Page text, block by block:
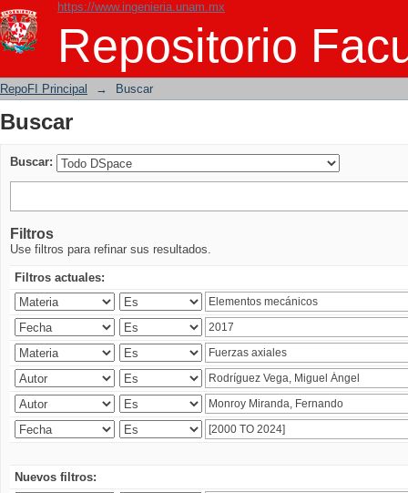
https://www.ingenieria.unam.mx
Repositorio
Buscar
RepoFI Principal → Buscar
Buscar
Buscar:
Filtros
Use filtros para refinar sus resultados.
Filtros actuales:
Nuevos filtros: